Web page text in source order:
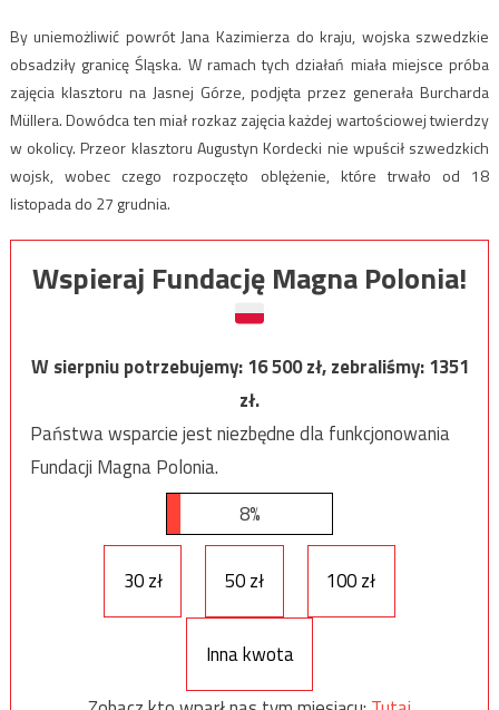
By uniemożliwić powrót Jana Kazimierza do kraju, wojska szwedzkie
obsadziły granicę Śląska. W ramach tych działań miała miejsce próba
zajęcia klasztoru na Jasnej Górze, podjęta przez generała Burcharda
Müllera. Dowódca ten miał rozkaz zajęcia każdej wartościowej twierdzy
w okolicy. Przeor klasztoru Augustyn Kordecki nie wpuścił szwedzkich
wojsk, wobec czego rozpoczęto oblężenie, które trwało od 18
listopada do 27 grudnia.
Wspieraj Fundację Magna Polonia!
W sierpniu potrzebujemy:16 500zł, zebraliśmy:1351
zł.
Państwa wsparcie jest niezbędne dla funkcjonowania
Fundacji Magna Polonia.
8%
30 zł 50 zł 100 zł
Inna kwota